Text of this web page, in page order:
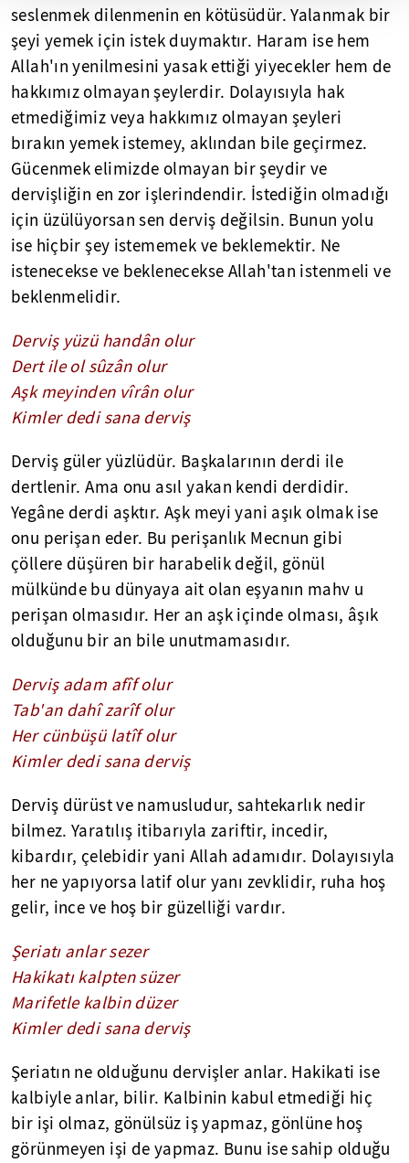
seslenmek dilenmenin en kötüsüdür. Yalanmak bir
şeyi yemek için istek duymaktır. Haram ise hem
Allah'ın yenilmesini yasak ettiği yiyecekler hem de
hakkımız olmayan şeylerdir. Dolayısıyla hak
etmediğimiz veya hakkımız olmayan şeyleri
bırakın yemek istemey, aklından bile geçirmez.
Gücenmek elimizde olmayan bir şeydir ve
dervişliğin en zor işlerindendir. İstediğin olmadığı
için üzülüyorsan sen derviş değilsin. Bunun yolu
ise hiçbir şey istememek ve beklemektir. Ne
istenecekse ve beklenecekse Allah'tan istenmeli ve
beklenmelidir.
Derviş yüzü handân olur
Dert ile ol sûzân olur
Aşk meyinden vîrân olur
Kimler dedi sana derviş
Derviş güler yüzlüdür. Başkalarının derdi ile
dertlenir. Ama onu asıl yakan kendi derdidir.
Yegâne derdi aşktır. Aşk meyi yani aşık olmak ise
onu perişan eder. Bu perişanlık Mecnun gibi
çöllere düşüren bir harabelik değil, gönül
mülkünde bu dünyaya ait olan eşyanın mahv u
perişan olmasıdır. Her an aşk içinde olması, âşık
olduğunu bir an bile unutmamasıdır.
Derviş adam afîf olur
Tab'an dahî zarîf olur
Her cünbüşü latîf olur
Kimler dedi sana derviş
Derviş dürüst ve namusludur, sahtekarlık nedir
bilmez. Yaratılış itibarıyla zariftir, incedir,
kibardır, çelebidir yani Allah adamıdır. Dolayısıyla
her ne yapıyorsa latif olur yanı zevklidir, ruha hoş
gelir, ince ve hoş bir güzelliği vardır.
Şeriatı anlar sezer
Hakikatı kalpten süzer
Marifetle kalbin düzer
Kimler dedi sana derviş
Şeriatın ne olduğunu dervişler anlar. Hakikati ise
kalbiyle anlar, bilir. Kalbinin kabul etmediği hiç
bir işi olmaz, gönülsüz iş yapmaz, gönlüne hoş
görünmeyen işi de yapmaz. Bunu ise sahip olduğu